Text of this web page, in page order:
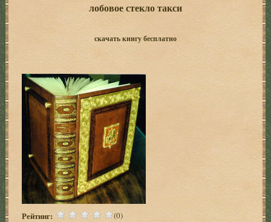
лобовое стекло такси
скачать книгу бесплатно
Рейтинг: (0)